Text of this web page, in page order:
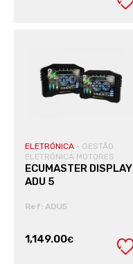
ELETRÓNICA · GESTÃO
ELETRÓNICA MOTORES
ECUMASTER DISPLAY
ADU 5
Ref: ADU5
1,149.00€